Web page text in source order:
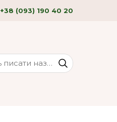
+38 (093) 190 40 20